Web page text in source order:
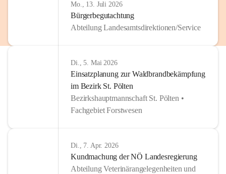
Mo., 13. Juli 2026
Bürgerbegutachtung
Abteilung Landesamtsdirektionen/Service
Di., 5. Mai 2026
Einsatzplanung zur Waldbrandbekämpfung
im Bezirk St. Pölten
Bezirkshauptmannschaft St. Pölten •
Fachgebiet Forstwesen
Di., 7. Apr. 2026
Kundmachung der NÖ Landesregierung
Abteilung Veterinärangelegenheiten und